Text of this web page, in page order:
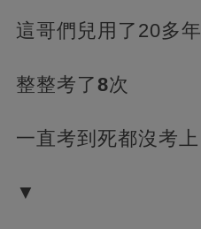
這哥們兒用了20多年
整整考了8次
一直考到死都沒考上
▼